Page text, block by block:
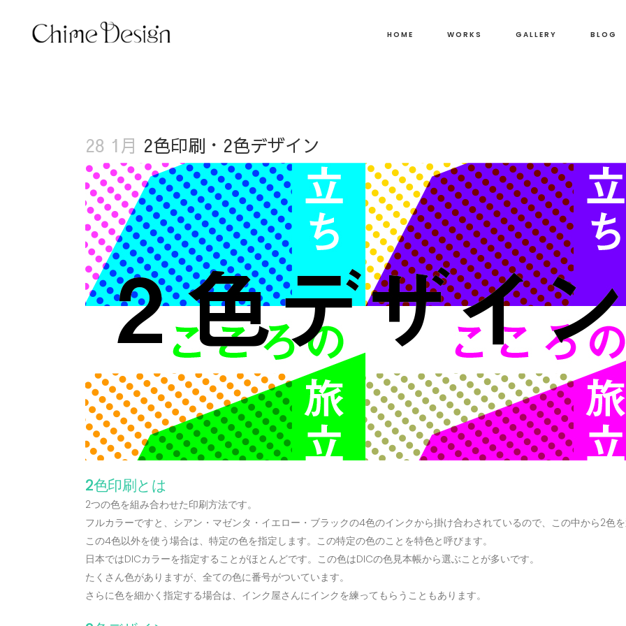
HOME WORKS GALLERY BLOG
28 1月 2色印刷・2色デザイン
2色印刷とは
2つの色を組み合わせた印刷方法です。
フルカラーですと、シアン・マゼンタ・イエロー・ブラックの4色のインクから掛け合わされているので、この中から2色を
この4色以外を使う場合は、特定の色を指定します。この特定の色のことを特色と呼びます。
日本ではDICカラーを指定することがほとんどです。この色はDICの色見本帳から選ぶことが多いです。
たくさん色がありますが、全ての色に番号がついています。
さらに色を細かく指定する場合は、インク屋さんにインクを練ってもらうこともあります。